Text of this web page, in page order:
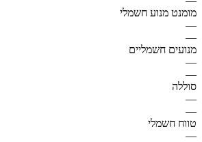
מומנט מנוע חשמלי
—
—
מנועים חשמליים
—
—
סוללה
—
—
טווח חשמלי
—